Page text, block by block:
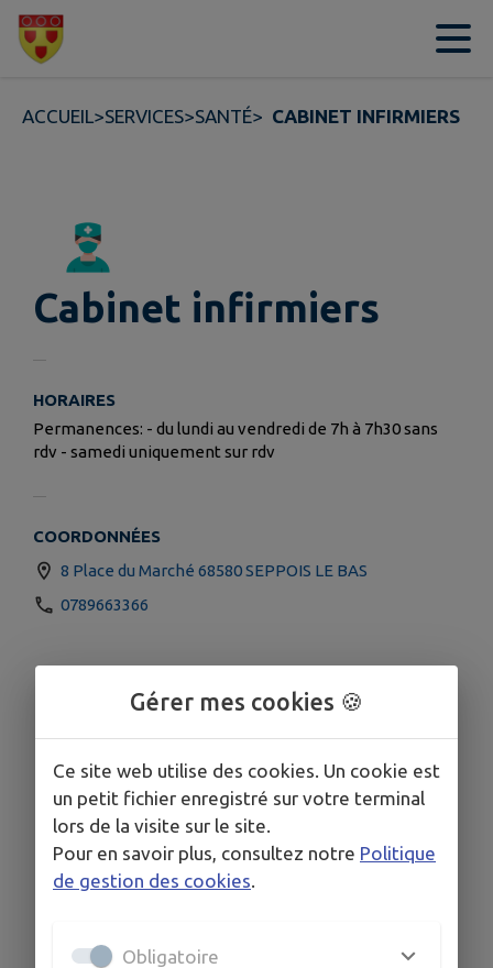
Contenu
ACCUEIL>SERVICES>SANTÉ> CABINET INFIRMIERS
Cabinet infirmiers
HORAIRES
Permanences: - du lundi au vendredi de 7h à 7h30 sans
rdv - samedi uniquement sur rdv
COORDONNÉES
8 Place du Marché 68580 SEPPOIS LE BAS
0789663366
Gérer mes cookies 🍪
Ce site web utilise des cookies. Un cookie est
un petit fichier enregistré sur votre terminal
lors de la visite sur le site.
Pour en savoir plus, consultez notre Politique
de gestion des cookies.
Obligatoire